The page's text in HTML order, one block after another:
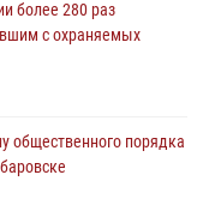
более 280 раз
с охраняемых
общественного порядка